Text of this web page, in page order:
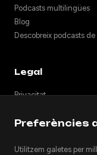
Podcasts multilingües
Blog
Descobreix podcasts
Legal
Privacitat
Notes de llançament
API
Preferències
Utilitzem galetes per